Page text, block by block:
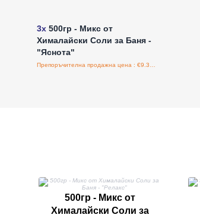
3x 500гр - Микс от
Хималайски Соли за Баня -
"Яснота"
500гр - Микс от
Хималайски Соли за